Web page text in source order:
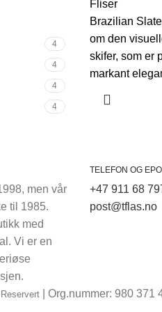
4
4
4
4
Fliser
Brazilian
om den
skifer, som er
markant
men vår
til 1985.
med
Vi er en
TELEFON OG
+47 911 68
post@tflas.no
| Org.nummer: 980 371